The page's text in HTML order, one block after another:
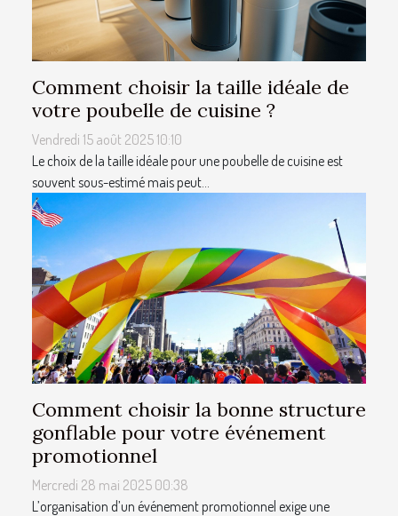
Comment choisir la taille idéale de
votre poubelle de cuisine ?
Vendredi 15 août 2025 10:10
Le choix de la taille idéale pour une poubelle de cuisine est
souvent sous-estimé mais peut...
Comment choisir la bonne structure
gonflable pour votre événement
promotionnel
Mercredi 28 mai 2025 00:38
L’organisation d’un événement promotionnel exige une